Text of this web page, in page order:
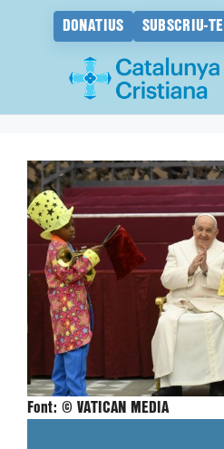
DONATIUS SUBSCRIU-TE
contingut
Font: © VATICAN MEDIA